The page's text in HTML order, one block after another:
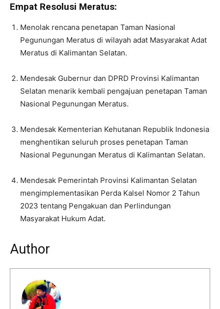
Empat Resolusi Meratus:
Menolak rencana penetapan Taman Nasional
Pegunungan Meratus di wilayah adat Masyarakat Adat
Meratus di Kalimantan Selatan.
Mendesak Gubernur dan DPRD Provinsi Kalimantan
Selatan menarik kembali pengajuan penetapan Taman
Nasional Pegunungan Meratus.
Mendesak Kementerian Kehutanan Republik Indonesia
menghentikan seluruh proses penetapan Taman
Nasional Pegunungan Meratus di Kalimantan Selatan.
Mendesak Pemerintah Provinsi Kalimantan Selatan
mengimplementasikan Perda Kalsel Nomor 2 Tahun
2023 tentang Pengakuan dan Perlindungan
Masyarakat Hukum Adat.
Author